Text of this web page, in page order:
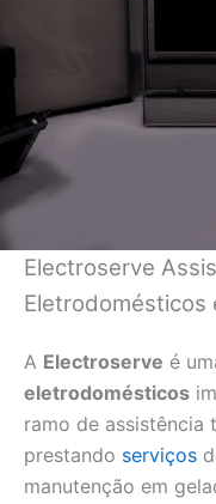
Electroserve
Eletrodomésticos
A Electroserve é
eletrodomésticos
ramo de assistência
prestando serviços
manutenção em